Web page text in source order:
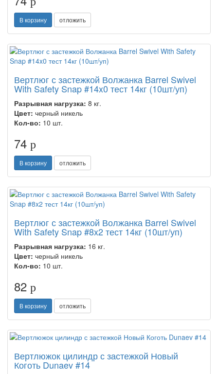
В корзину отложить
Вертлюг с застежкой Волжанка Barrel Swivel
With Safety Snap #14x0 тест 14кг (10шт/уп)
Разрывная нагрузка: 8 кг.
Цвет: черный никель
Кол-во: 10 шт.
74 p
В корзину отложить
Вертлюг с застежкой Волжанка Barrel Swivel
With Safety Snap #8x2 тест 14кг (10шт/уп)
Разрывная нагрузка: 16 кг.
Цвет: черный никель
Кол-во: 10 шт.
82 p
В корзину отложить
Вертлюжок цилиндр с застежкой Новый
Коготь Dunaev #14